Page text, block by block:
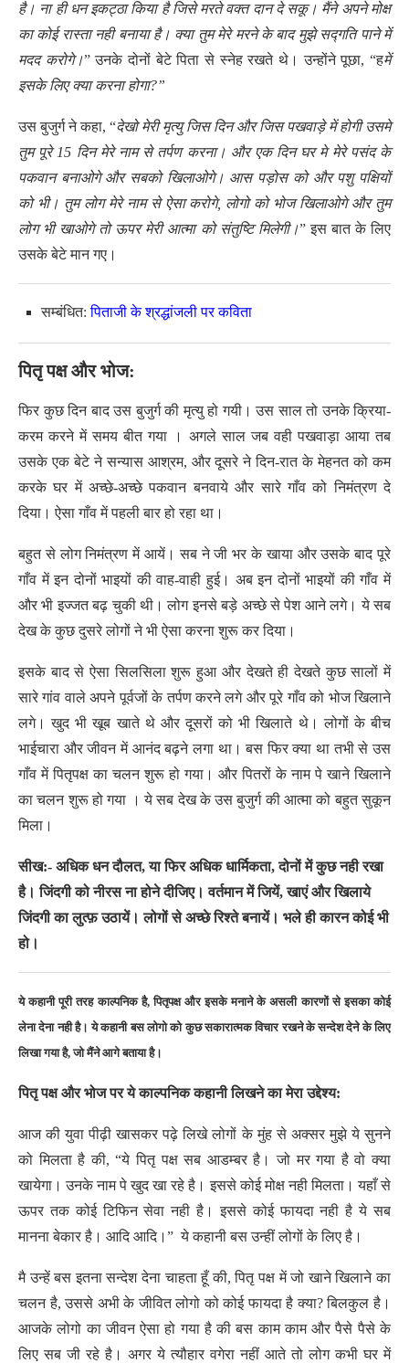
है। ना ही धन इकट्ठा किया है जिसे मरते वक्त दान दे सकू। मैंने अपने मोक्ष
का कोई रास्ता नही बनाया है। क्या तुम मेरे मरने के बाद मुझे सद्गति पाने में
मदद करोगे।” उनके दोनों बेटे पिता से स्नेह रखते थे। उन्होंने पूछा, “हमें
इसके लिए क्या करना होगा?”
उस बुजुर्ग ने कहा, “देखो मेरी मृत्यु जिस दिन और जिस पखवाड़े में होगी उसमे
तुम पूरे 15 दिन मेरे नाम से तर्पण करना। और एक दिन घर मे मेरे पसंद के
पकवान बनाओगे और सबको खिलाओगे। आस पड़ोस को और पशु पक्षियों
को भी। तुम लोग मेरे नाम से ऐसा करोगे, लोगो को भोज खिलाओगे और तुम
लोग भी खाओगे तो ऊपर मेरी आत्मा को संतुष्टि मिलेगी।” इस बात के लिए
उसके बेटे मान गए।
सम्बंधित:पिताजी के श्रद्धांजली पर कविता
पितृ पक्ष और भोज:
फिर कुछ दिन बाद उस बुजुर्ग की मृत्यु हो गयी। उस साल तो उनके क्रिया-
करम करने में समय बीत गया । अगले साल जब वही पखवाड़ा आया तब
उसके एक बेटे ने सन्यास आश्रम, और दूसरे ने दिन-रात के मेहनत को कम
करके घर में अच्छे-अच्छे पकवान बनवाये और सारे गाँव को निमंत्रण दे
दिया। ऐसा गाँव में पहली बार हो रहा था।
बहुत से लोग निमंत्रण में आयें। सब ने जी भर के खाया और उसके बाद पूरे
गाँव में इन दोनों भाइयों की वाह-वाही हुई। अब इन दोनों भाइयों की गाँव में
और भी इज्जत बढ़ चुकी थी। लोग इनसे बड़े अच्छे से पेश आने लगे। ये सब
देख के कुछ दुसरे लोगों ने भी ऐसा करना शुरू कर दिया।
इसके बाद से ऐसा सिलसिला शुरू हुआ और देखते ही देखते कुछ सालों में
सारे गांव वाले अपने पूर्वजों के तर्पण करने लगे और पूरे गाँव को भोज खिलाने
लगे। खुद भी खूब खाते थे और दूसरों को भी खिलाते थे। लोगों के बीच
भाईचारा और जीवन में आनंद बढ़ने लगा था। बस फिर क्या था तभी से उस
गाँव में पितृपक्ष का चलन शुरू हो गया। और पितरों के नाम पे खाने खिलाने
का चलन शुरू हो गया । ये सब देख के उस बुजुर्ग की आत्मा को बहुत सुकून
मिला।
सीख:- अधिक धन दौलत, या फिर अधिक धार्मिकता, दोनों में कुछ नही रखा
है। जिंदगी को नीरस ना होने दीजिए। वर्तमान में जियें, खाएं और खिलाये
जिंदगी का लुत्फ़ उठायें। लोगों से अच्छे रिश्ते बनायें। भले ही कारन कोई भी
हो।
ये कहानी पूरी तरह काल्पनिक है, पितृपक्ष और इसके मनाने के असली कारणों से इसका कोई
लेना देना नही है। ये कहानी बस लोगो को कुछ सकारात्मक विचार रखने के सन्देश देने के लिए
लिखा गया है, जो मैंने आगे बताया है।
पितृ पक्ष और भोज पर ये काल्पनिक कहानी लिखने का मेरा उद्देश्य:
आज की युवा पीढ़ी खासकर पढ़े लिखे लोगों के मुंह से अक्सर मुझे ये सुनने
को मिलता है की, “ये पितृ पक्ष सब आडम्बर है। जो मर गया है वो क्या
खायेगा। उनके नाम पे खुद खा रहे है। इससे कोई मोक्ष नही मिलता। यहाँ से
ऊपर तक कोई टिफिन सेवा नही है। इससे कोई फायदा नही है ये सब
मानना बेकार है। आदि आदि।” ये कहानी बस उन्हीं लोगों के लिए है।
मै उन्हें बस इतना सन्देश देना चाहता हूँ की, पितृ पक्ष में जो खाने खिलाने का
चलन है, उससे अभी के जीवित लोगो को कोई फायदा है क्या? बिलकुल है।
आजके लोगो का जीवन ऐसा हो गया है की बस काम काम और पैसे पैसे के
लिए सब जी रहे है। अगर ये त्यौहार वगेरा नहीं आते तो लोग कभी घर में